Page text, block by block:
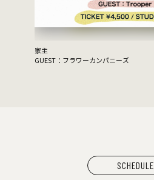
家主
GUEST：フラワーカンパニーズ
SCHEDULE